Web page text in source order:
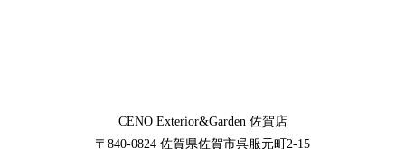
CENO Exterior&Garden佐賀店
〒840-0824 佐賀県佐賀市呉服元町2-15